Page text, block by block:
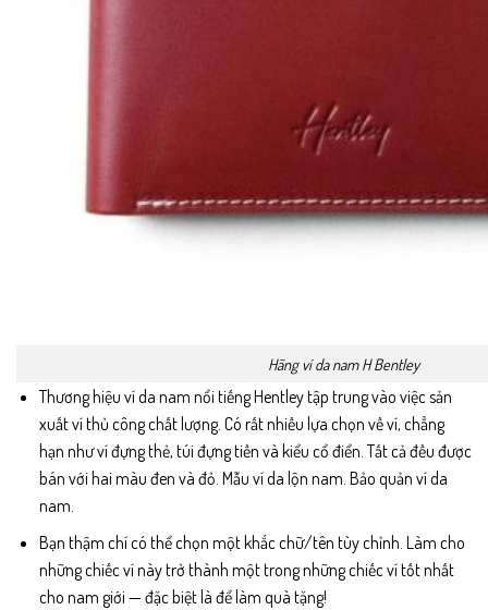
Hãng ví da nam H Bentley
Thương hiệu ví da nam nổi tiếng Hentley tập trung vào việc sản
xuất ví thủ công chất lượng. Có rất nhiều lựa chọn về ví, chẳng
hạn như ví đựng thẻ, túi đựng tiền và kiểu cổ điển. Tất cả đều được
bán với hai màu đen và đỏ. Mẫu ví da lộn nam. Bảo quản ví da
nam.
Bạn thậm chí có thể chọn một khắc chữ/tên tùy chỉnh. Làm cho
những chiếc ví này trở thành một trong những chiếc ví tốt nhất
cho nam giới — đặc biệt là để làm quà tặng!